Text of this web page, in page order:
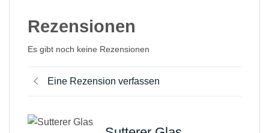
Rezensionen
Es gibt noch keine Rezensionen
Eine Rezension verfassen